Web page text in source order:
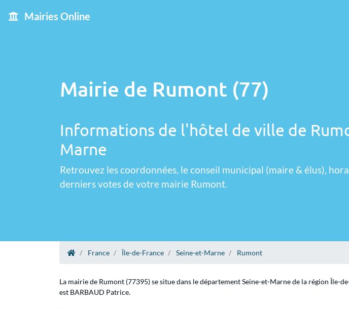
Mairies Online
Mairie de Rumont (77)
Informations de l'hôtel de ville de
Marne
Retrouvez les coordonnées, le conseil municipal (maire & élus),
derniers votes de votre mairie Rumont.
France Île-de-France Seine-et-Marne Rumont
La mairie de Rumont (77395) se situe dans le département Seine-et-Marne de la région
est BARBAUD Patrice.